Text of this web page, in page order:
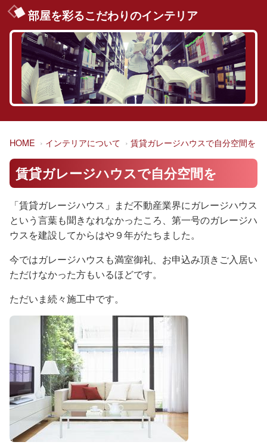
部屋を彩るこだわりのインテリア
HOME インテリアについて 賃貸ガレージハウスで自分空間を
賃貸ガレージハウスで自分空間を
「賃貸ガレージハウス」まだ不動産業界にガレージハウス
という言葉も聞きなれなかったころ、第一号のガレージハ
ウスを建設してからはや９年がたちました。
今ではガレージハウスも満室御礼、お申込み頂きご入居い
ただけなかった方もいるほどです。
ただいま続々施工中です。